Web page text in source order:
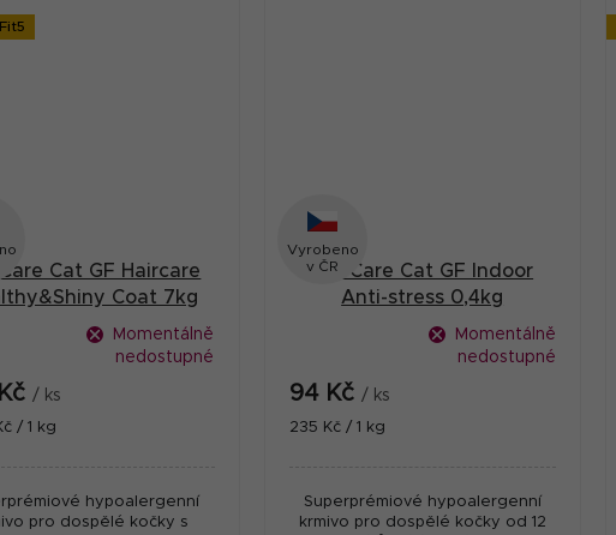
Cat GF Haircare
Coat 7kg
Momentálně
nedostupné
/ ks
/ 1 kg
hypoalergenní
pro dospělé kočky s
Vyrobeno
v ČR
Brit Care Cat GF Indoor
Anti-stress 0,4kg
Momentálně
nedostupné
94 Kč / ks
Měrná
235 Kč / 1 kg
Superprémiové hypoalergenní
krmivo pro dospělé kočky od 12